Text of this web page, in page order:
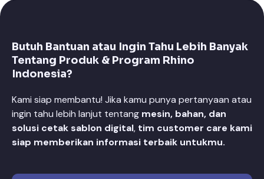
Butuh Bantuan atau Ingin Tahu Lebih Banyak
Tentang Produk & Program Rhino
Indonesia?
Kami siap membantu! Jika kamu punya pertanyaan atau
ingin tahu lebih lanjut tentang mesin, bahan, dan
solusi cetak sablon digital, tim customer care kami
siap memberikan informasi terbaik untukmu.